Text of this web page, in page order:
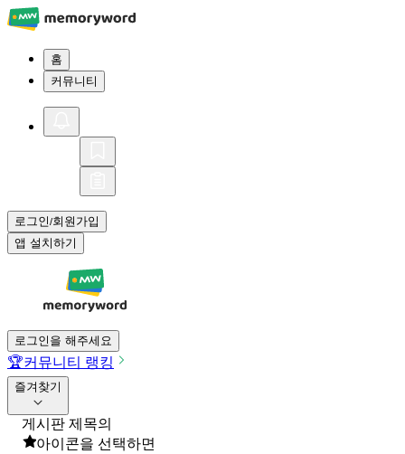
홈
커뮤니티
로그인/회원가입
앱 설치하기
로그인을 해주세요
🏆커뮤니티 랭킹
즐겨찾기
게시판 제목의
아이콘을 선택하면